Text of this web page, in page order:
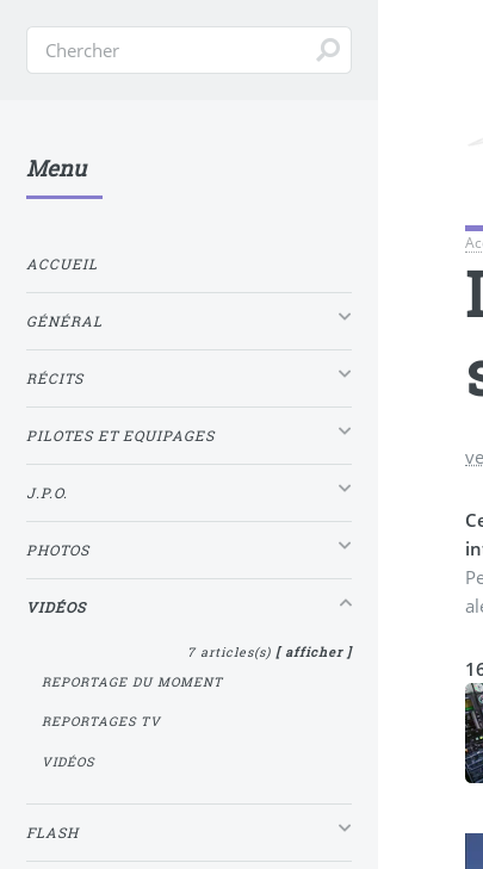
Menu
ACCUEIL
GÉNÉRAL
RÉCITS
PILOTES ET EQUIPAGES
J.P.O.
PHOTOS
VIDÉOS
7 articles(s) [ afficher ]
REPORTAGE DU MOMENT
REPORTAGES TV
VIDÉOS
FLASH